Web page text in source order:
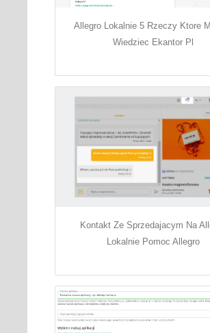
Allegro Lokalnie 5 Rzeczy Ktore
Wiedziec Ekantor Pl
Kontakt Ze Sprzedajacym Na
Lokalnie Pomoc Allegro